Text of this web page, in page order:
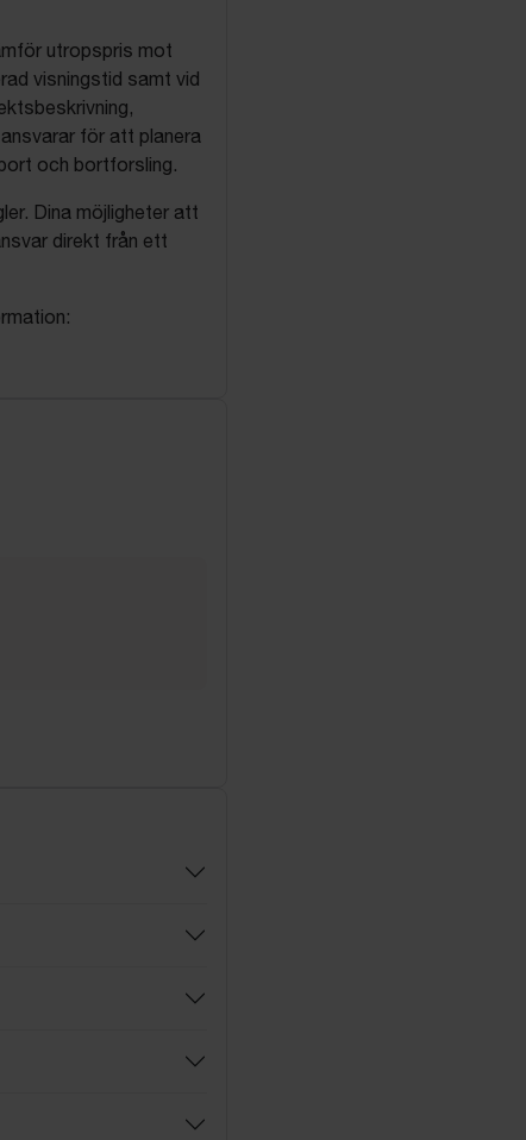
utropspris mot
visningstid samt vid
för att planera
och bortforsling.
Dina möjligheter att
direkt från ett